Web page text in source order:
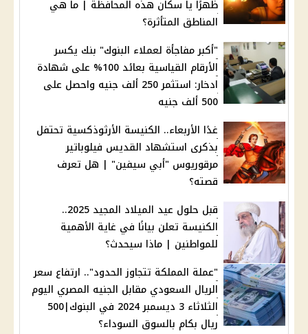
ظهرًا يا سكان هذه المحافظة | ما هي
المناطق المتأثرة؟
"أكبر مفاجأة لعملاء البنوك" بنك يكسر
الأرقام القياسية بعائد 100% على شهادة
ادخار: استثمر 250 ألف جنيه واحصل على
500 ألف جنيه
غدًا الأربعاء.. الكنيسة الأرثوذكسية تحتفل
بذكرى استشهاد القديس فيلوباتير
مرقوريوس "أبي سيفين" | هل تعرف
قصته؟
قبل حلول عيد الميلاد المجيد 2025..
الكنيسة تعلن بيانًا في غاية الأهمية
للمواطنين | ماذا سيحدث؟
"عملة المملكة تتجاوز الحدود".. ارتفاع سعر
الريال السعودي مقابل الجنيه المصري اليوم
الثلاثاء 3 ديسمبر 2024 في البنوك|500
ريال بكام بالسوق السوداء؟